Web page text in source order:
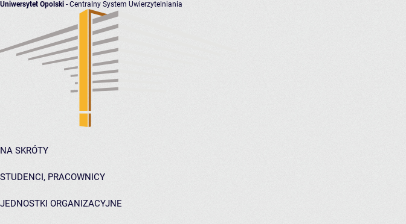
Uniwersytet Opolski - Centralny System Uwierzytelniania
NA SKRÓTY
STUDENCI, PRACOWNICY
JEDNOSTKI ORGANIZACYJNE